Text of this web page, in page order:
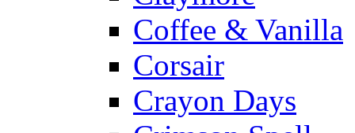
Coffee & Vanilla
Corsair
Crayon Days